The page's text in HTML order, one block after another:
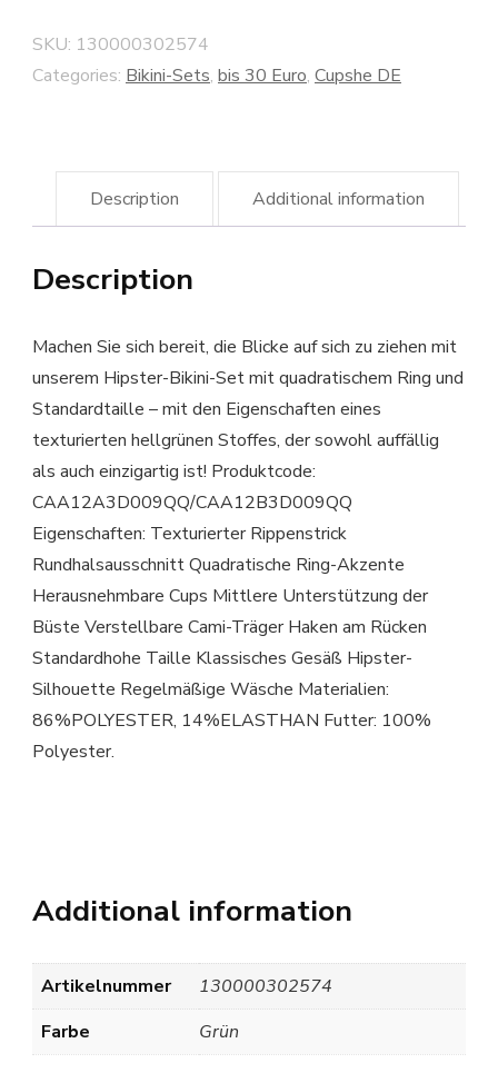
SKU: 130000302574
Categories: Bikini-Sets, bis 30 Euro, Cupshe DE
Description Additional information
Description
Machen Sie sich bereit, die Blicke auf sich zu ziehen mit
unserem Hipster-Bikini-Set mit quadratischem Ring und
Standardtaille – mit den Eigenschaften eines
texturierten hellgrünen Stoffes, der sowohl auffällig
als auch einzigartig ist! Produktcode:
CAA12A3D009QQ/CAA12B3D009QQ
Eigenschaften: Texturierter Rippenstrick
Rundhalsausschnitt Quadratische Ring-Akzente
Herausnehmbare Cups Mittlere Unterstützung der
Büste Verstellbare Cami-Träger Haken am Rücken
Standardhohe Taille Klassisches Gesäß Hipster-
Silhouette Regelmäßige Wäsche Materialien:
86%POLYESTER, 14%ELASTHAN Futter: 100%
Polyester.
Additional information
Artikelnummer
130000302574
Farbe
Grün